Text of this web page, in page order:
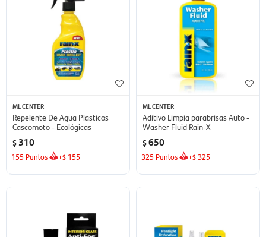
ML CENTER
Repelente De Agua Plasticos
Cascomoto - Ecológicas
$ 310
155 Puntos +$ 155
ML CENTER
Aditivo Limpia parabrisas Auto -
Washer Fluid Rain-X
$650
325 Puntos +$ 325